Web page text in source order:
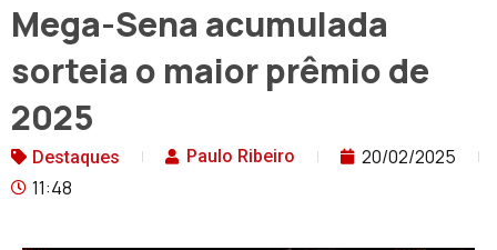
Mega-Sena acumulada
sorteia o maior prêmio de
2025
Destaques Paulo Ribeiro
20/02/2025
11:48